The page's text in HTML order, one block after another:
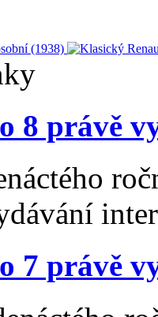
8 právě
7 právě